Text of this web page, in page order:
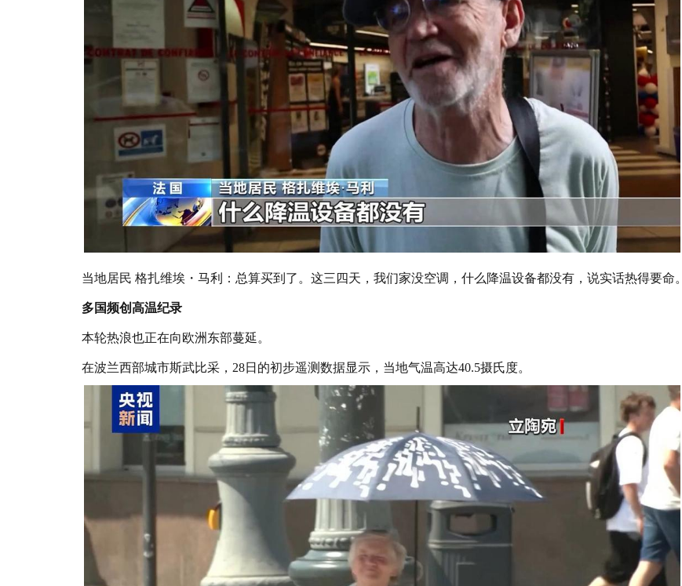
当地居民 格扎维埃・马利：总算买到了。这三四天，我们家没空调，什么降温设备都没有，说实话热得要命。
多国频创高温纪录
本轮热浪也正在向欧洲东部蔓延。
在波兰西部城市斯武比采，28日的初步遥测数据显示，当地气温高达40.5摄氏度。